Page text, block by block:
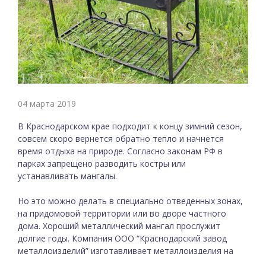
04 марта 2019
В Краснодарском крае подходит к концу зимний сезон,
совсем скоро вернется обратно тепло и начнется
время отдыха на природе. Согласно законам РФ в
парках запрещено разводить костры или
устанавливать мангалы.
Но это можно делать в специально отведенных зонах,
на придомовой территории или во дворе частного
дома. Хороший металлический мангал прослужит
долгие годы. Компания ООО “Краснодарский завод
металлоизделий” изготавливает металлоизделия на